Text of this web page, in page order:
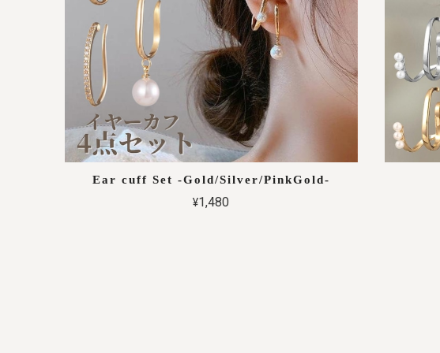
Ear cuff Set -Gold/Silver/PinkGold-
¥1,480